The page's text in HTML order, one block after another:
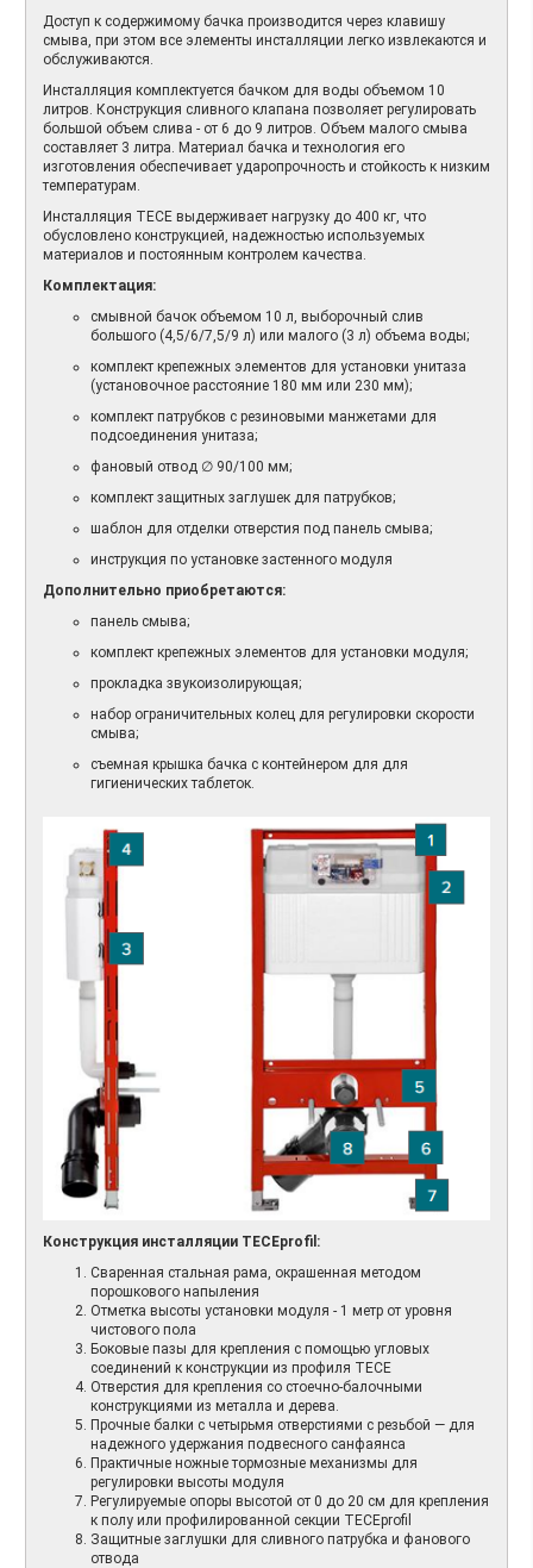
Доступ к содержимому бачка производится через клавишу
смыва, при этом все элементы инсталляции легко извлекаются и
обслуживаются.
Инсталляция комплектуется бачком для воды объемом 10
литров. Конструкция сливного клапана позволяет регулировать
большой объем слива - от 6 до 9 литров. Объем малого смыва
составляет 3 литра. Материал бачка и технология его
изготовления обеспечивает ударопрочность и стойкость к низким
температурам.
Инсталляция TECE выдерживает нагрузку до 400 кг, что
обусловлено конструкцией, надежностью используемых
материалов и постоянным контролем качества.
Комплектация:
смывной бачок объемом 10 л, выборочный слив
большого (4,5/6/7,5/9 л) или малого (3 л) объема воды;
комплект крепежных элементов для установки унитаза
(установочное расстояние 180 мм или 230 мм);
комплект патрубков с резиновыми манжетами для
подсоединения унитаза;
фановый отвод ∅ 90/100 мм;
комплект защитных заглушек для патрубков;
шаблон для отделки отверстия под панель смыва;
инструкция по установке застенного модуля
Дополнительно приобретаются:
панель смыва;
комплект крепежных элементов для установки модуля;
прокладка звукоизолирующая;
набор ограничительных колец для регулировки скорости
смыва;
съемная крышка бачка с контейнером для для
гигиенических таблеток.
Конструкция инсталляции TECEprofil:
Сваренная стальная рама, окрашенная методом
порошкового напыления
Отметка высоты установки модуля - 1 метр от уровня
чистового пола
Боковые пазы для крепления с помощью угловых
соединений к конструкции из профиля ТЕСЕ
Отверстия для крепления со стоечно-балочными
конструкциями из металла и дерева.
Прочные балки с четырьмя отверстиями с резьбой — для
надежного удержания подвесного санфаянса
Практичные ножные тормозные механизмы для
регулировки высоты модуля
Регулируемые опоры высотой от 0 до 20 см для крепления
к полу или профилированной секции TECEprofil
Защитные заглушки для сливного патрубка и фанового
отвода